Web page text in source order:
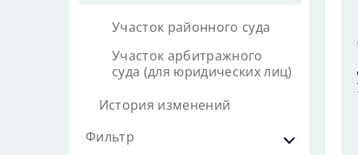
Участок районного суда
Участок арбитражного
суда (для юридических лиц)
История изменений
Фильтр